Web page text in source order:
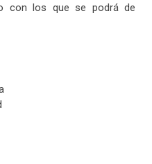
con los que se podrá de